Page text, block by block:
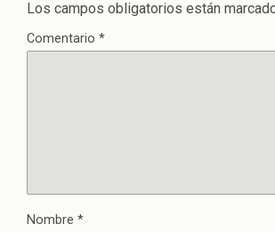
Los campos obligatorios están
Comentario *
Nombre *